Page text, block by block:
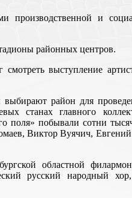
и
районных центров.
выступление
район для
станах главного
поля» побывали сотни
Виктор Вуячич,
областной
русский народный